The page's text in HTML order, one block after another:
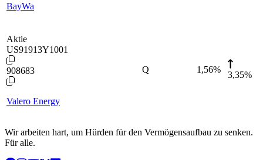
BayWa
Aktie
US91913Y1001
908683
Valero Energy
Q 1,56%
3,35%
Wir arbeiten hart, um Hürden für den Vermögensaufbau zu senken.
Für alle.